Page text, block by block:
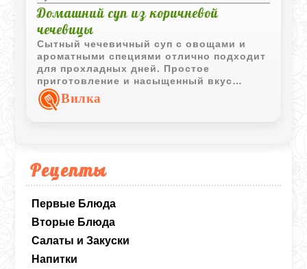
Рецепты
Первые Блюда
Вторые Блюда
Салаты и Закуски
Напитки
Домашний суп из коричневой
чечевицы
Сытный чечевичный суп с овощами и
ароматными специями отлично подходит
для прохладных дней. Простое
приготовление и насыщенный вкус
делают его одним из самых популярных
блюд из бобовых.
Вилка